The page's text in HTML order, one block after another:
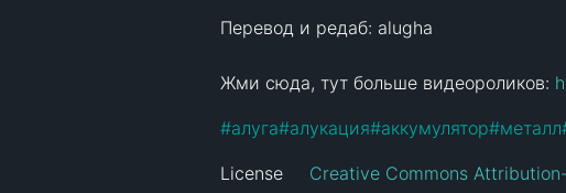
Перевод и редаб: alugha
Жми сюда, тут больше видеороликов:
#алуга#алукация#аккумулятор#металл
License Creative Commons